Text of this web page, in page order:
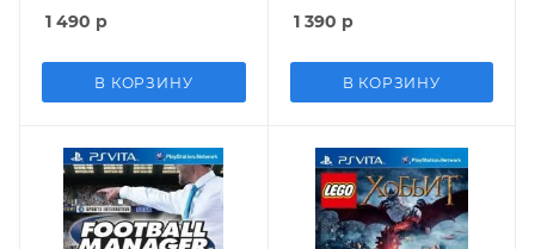
1 490 р
В КОРЗИНУ
USED Б/У
1 390 р
В КОРЗИНУ